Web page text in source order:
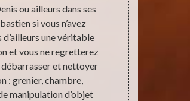
ou ailleurs dans ses
si vous n’avez
une véritable
et vous ne regretterez
débarrasser et nettoyer
: grenier, chambre,
manipulation d’objet